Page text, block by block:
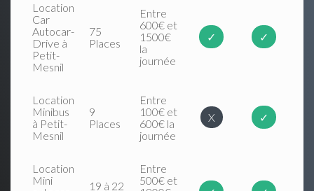
Location
Car
Autocar-
Drive à
Petit-
Mesnil
75
Places
Entre
600€ et
1500€
la
journée
✓ ✓
Location
Minibus
à Petit-
Mesnil
9
Places
Entre
100€ et
600€ la
journée
X ✓
Location
Mini
19 à 22
Entre
500€ et